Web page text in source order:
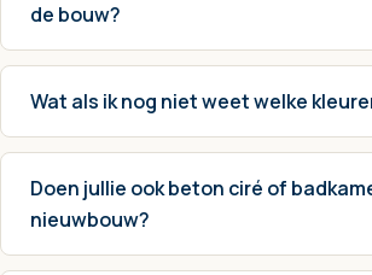
de bouw?
Wat als ik nog niet weet welke
Doen jullie ook beton ciré of
nieuwbouw?